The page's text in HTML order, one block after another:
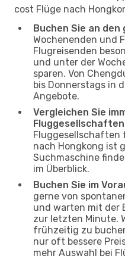
cost Flüge nach
Buchen Sie an
Wochenenden und
Flugreisenden
und unter der
sparen. Von
bis Donnerstags in
Angebote.
Vergleichen Sie
Fluggesellschaften
Fluggesellschaften
nach Hongkong ist
Suchmaschine
im Überblick.
Buchen Sie im
gerne von
und warten mit der
zur letzten Minute.
frühzeitig zu
nur oft bessere
mehr Auswahl bei